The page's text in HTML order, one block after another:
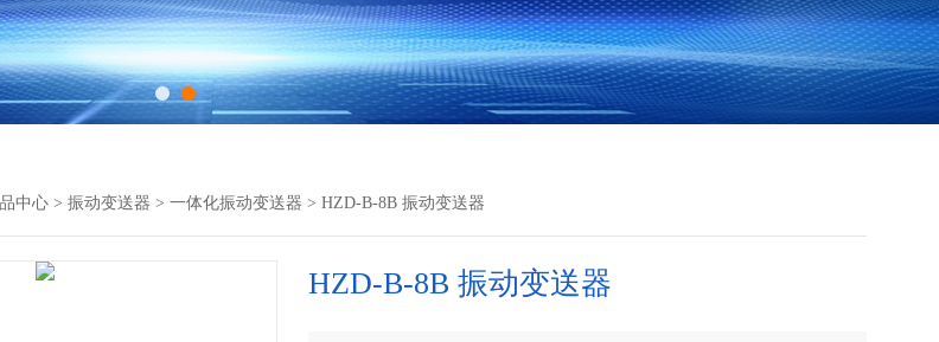
中心 > 振动变送器 > 一体化振动变送器 > HZD-B-8B 振动变送器
HZD-B-8B 振动变送器